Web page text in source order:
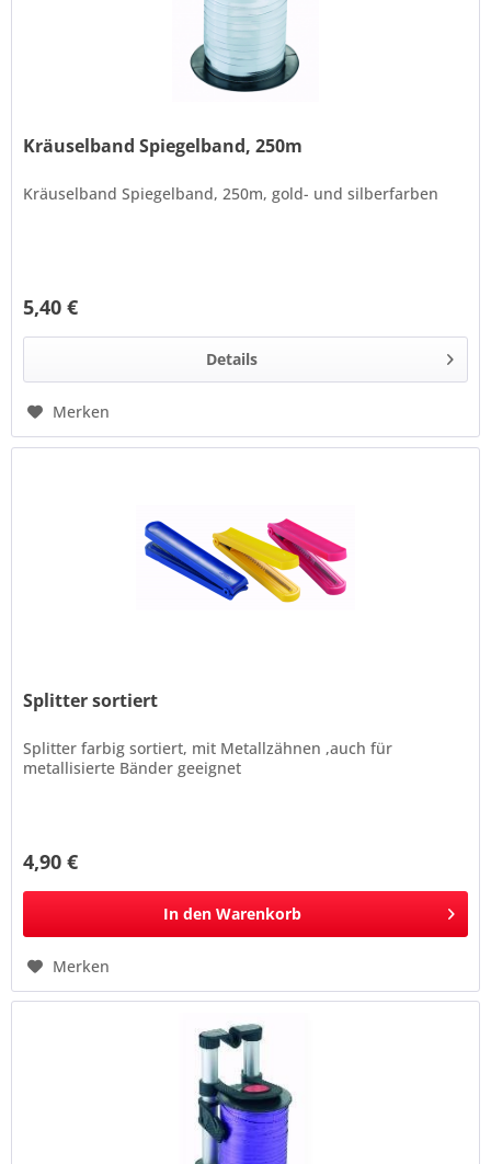
Kräuselband Spiegelband, 250m
Kräuselband Spiegelband, 250m, gold- und silberfarben
5,40 €
Details
Merken
Splitter sortiert
Splitter farbig sortiert, mit Metallzähnen ,auch für
metallisierte Bänder geeignet
4,90 €
In den Warenkorb
Merken